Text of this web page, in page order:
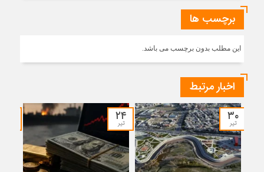
برچسب ها
این مطلب بدون برچسب می باشد.
اخبار مرتبط
۳۰
تیر ۲۴
تیر